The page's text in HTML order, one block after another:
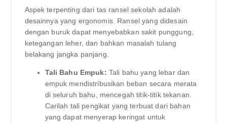
Aspek terpenting dari tas ransel sekolah adalah
desainnya yang ergonomis. Ransel yang didesain
dengan buruk dapat menyebabkan sakit punggung,
ketegangan leher, dan bahkan masalah tulang
belakang jangka panjang.
Tali Bahu Empuk: Tali bahu yang lebar dan
empuk mendistribusikan beban secara merata
di seluruh bahu, mencegah titik-titik tekanan.
Carilah tali pengikat yang terbuat dari bahan
yang dapat menyerap keringat untuk